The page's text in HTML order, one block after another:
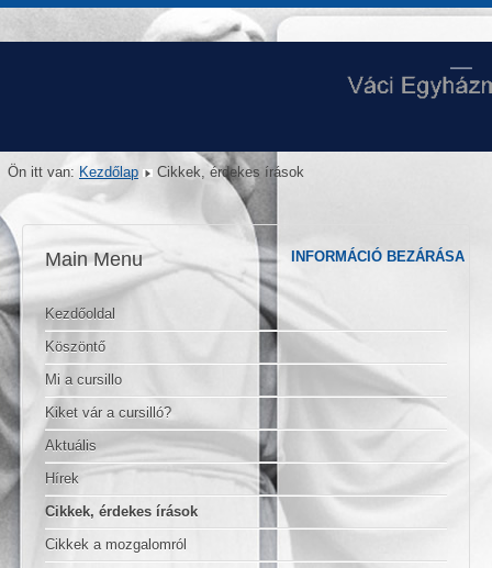
Ön itt van: Kezdőlap Cikkek, érdekes írások
Main Menu
Kezdőoldal
Köszöntő
Mi a cursillo
Kiket vár a cursilló?
Aktuális
Hírek
Cikkek, érdekes írások
Cikkek a mozgalomról
INFORMÁCIÓ BEZÁRÁSA